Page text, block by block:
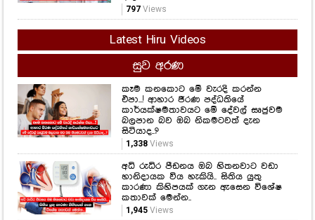
"ජීවිතේ ලස්සනම ගමන ඔයා එක්ක
යන්න ලැබුණ එක තමයි මගේ ලොකුම
වාසනාව..." සැනසීම සතුට රැඳි වසර
ගණනක මතකයත් එක්ක රොෂාන් තවත්
ආදරණීය වෙයි..
797Views
Latest Hiru Videos
සුව අරණ
කෑම කනකොට මේ වැරදි කරන්න
එපා...! ආහාර ජීරණ පද්ධතියේ
කාර්යක්ෂමතාවයට මේ දේවල් සෘජුවම
බලපාන බව ඔබ නිකමටවත් දැන
සිටියාද..?